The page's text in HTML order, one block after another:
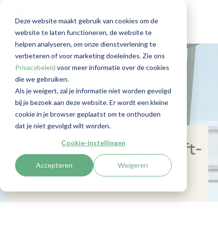
Deze website maakt gebruik van cookies om de
website te laten functioneren, de website te
helpen analyseren, om onze dienstverlening te
verbeteren of voor marketing doeleindes. Zie ons
Privacybeleid voor meer informatie over de cookies
die we gebruiken.
Als je weigert, zal je informatie niet worden gevolgd
bij je bezoek aan deze website. Er wordt een kleine
cookie in je browser geplaatst om te onthouden
dat je niet gevolgd wilt worden.
Cookie-instellingen
Accepteren Weigeren
Checklist interne Wwft-
audit